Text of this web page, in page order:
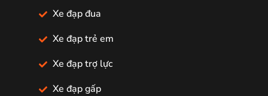
Xe đạp đua
Xe đạp trẻ em
Xe đạp trợ lực
Xe đạp gấp